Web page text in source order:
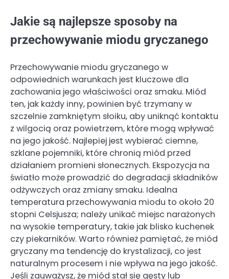
Jakie są najlepsze sposoby na
przechowywanie miodu gryczanego
Przechowywanie miodu gryczanego w
odpowiednich warunkach jest kluczowe dla
zachowania jego właściwości oraz smaku. Miód
ten, jak każdy inny, powinien być trzymany w
szczelnie zamkniętym słoiku, aby uniknąć kontaktu
z wilgocią oraz powietrzem, które mogą wpływać
na jego jakość. Najlepiej jest wybierać ciemne,
szklane pojemniki, które chronią miód przed
działaniem promieni słonecznych. Ekspozycja na
światło może prowadzić do degradacji składników
odżywczych oraz zmiany smaku. Idealna
temperatura przechowywania miodu to około 20
stopni Celsjusza; należy unikać miejsc narażonych
na wysokie temperatury, takie jak blisko kuchenek
czy piekarników. Warto również pamiętać, że miód
gryczany ma tendencję do krystalizacji, co jest
naturalnym procesem i nie wpływa na jego jakość.
Jeśli zauważysz, że miód stał się gęsty lub